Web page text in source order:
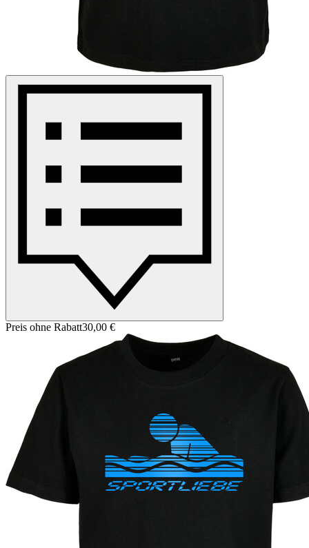
Preis ohne Rabatt30,00 €